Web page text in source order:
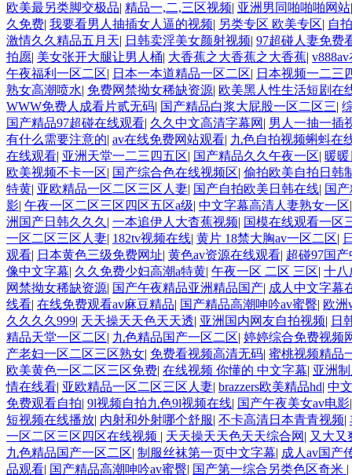
欧美最另类脚交极品| 精品一,二,三区视频| 亚洲男同啪啪啪网站
久免费| 我要看男人抽插女人逼的视频| 另类专区 欧美专区| 自
激情久久精品五月天| 日韩卖淫美女颜射视频| 97超碰人妻免费
拍愿| 美女张开大腿让男人桶| 大香蕉之大香蕉之大香蕉|
午夜福利一区二区| 日本一本道精品一区二区| 日本视频一二三
熟女高潮喷水| 免费网禁拗女稀缺资源| 欧美黑人性生活短剧在
WWW免费人成看片贰无码| 国产精品白浆大屁股一区二区三|
国产精品97超碰在线观看| 久久中文高清字幕网 | 男人一抽一插
有什么需要注意的| av在线免费网站观看| 九色自拍视频蝌蚪在
在线观看| 亚洲天堂一二三四五区| 国产精品久久午夜一区| 暖
欧美视频不卡一区| 国产综合色在线视频区| 偷拍欧美自拍日韩
特黄| 亚欧精品一区二区三区人妻| 国产自拍欧美日韩在线| 国
影| 午夜一区二区三区四区五区a级| 中文字幕高清人妻熟女一区
洲国产日韩久久久 | 一本追伊人大杳蕉视频| 国模在线观看一区
一区二区三区人妻| 182tv视频在线| 黄片 18禁大胸av一区二区|
观看| 日本黄色三级免费网址| 黄色av资源在线观看| 超碰97国
像中文字幕| 久久免费少妇高潮a特黄| 午夜一区 二区 三区| 十八
网禁拗女稀缺资源| 国产午夜精品亚洲精品国产| 成人中文字幕
线看| 在线免费观看av麻豆精品| 国产精品高潮呻吟av蜜臀| 欧洲
久久久久999| 天天操天天色天天透| 亚洲国内网友自拍视频| 日
精品天堂一区二区| 九色精品国产一区二区| 婷婷综合免费视频
产老妇一区二区三区熟女| 免费看视频高清无码| 蜜桃视频精品
欧美黄色一区二区三区免费| 在线视频 你懂的 中文字幕| 亚洲
情在线看| 亚欧精品一区二区三区人妻| brazzers欧美精品hd| 中
免费观看自拍| 9l视频自拍九色9l视频在线| 国产午夜美女av电影
短视频在线播放| 内射和外射哪个舒服| 不卡高清日本青青视频|
一区二区三区四区在线视频 | 天天操天天色天天综合网 | 又大又
九色精品国产一区二区| 制服丝袜第一页中文字幕| 成人av国产
品观看| 国产精品高潮呻吟av蜜臀| 国产第一综合另类色区奇米 |